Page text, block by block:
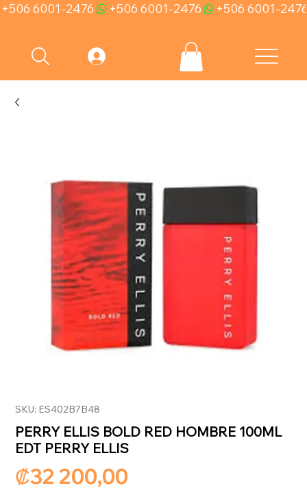
+506 6001-2476
SKU: ES402B7B48
PERRY ELLIS BOLD RED HOMBRE 100ML
EDT PERRY ELLIS
₡32 200,00